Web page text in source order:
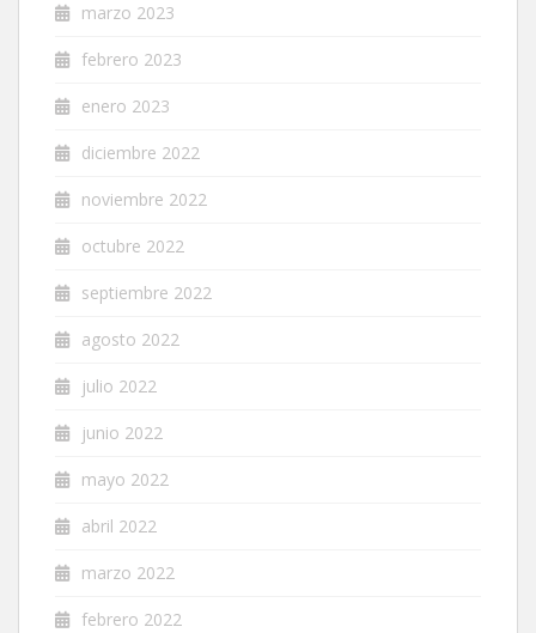
marzo 2023
febrero 2023
enero 2023
diciembre 2022
noviembre 2022
octubre 2022
septiembre 2022
agosto 2022
julio 2022
junio 2022
mayo 2022
abril 2022
marzo 2022
febrero 2022